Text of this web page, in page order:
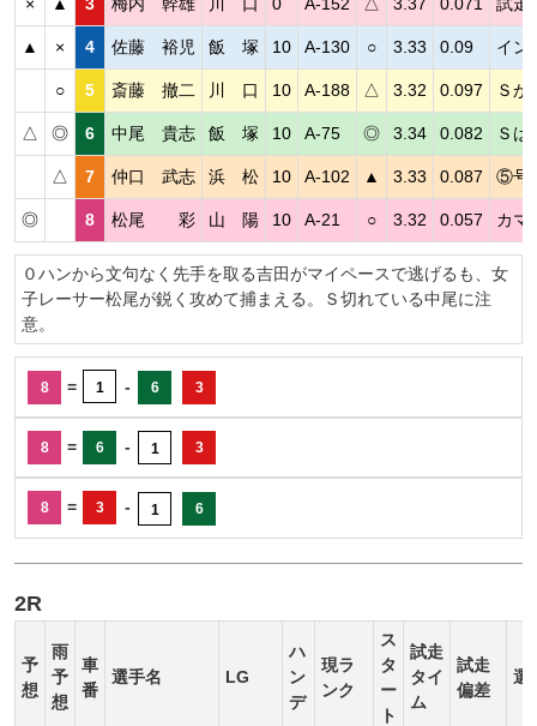
▲ × 4 佐藤 裕児 飯 塚 10 A-130 ○ 3.33 0.09 イン
○ 5 斎藤 撤二 川 口 10 A-188 △ 3.32 0.097 Ｓが
△ ◎ 6 中尾 貴志 飯 塚 10 A-75 ◎ 3.34 0.082 Ｓは
△ 7 仲口 武志 浜 松 10 A-102 ▲ 3.33 0.087 ⑤号
◎ 8 松尾 彩 山 陽 10 A-21 ○ 3.32 0.057 カマ
０ハンから文句なく先手を取る吉田がマイペースで逃げるも、女
子レーサー松尾が鋭く攻めて捕まえる。Ｓ切れている中尾に注
意。
8 = 1 - 6 3
8 = 6 - 1 3
8 = 3 - 1 6
2R
予
想
雨
予
想
車
番
選手名 LG
ハ
ン
デ
現ラ
ンク
ス
タ
ー
ト
試走
タイ
ム
試走
偏差
選